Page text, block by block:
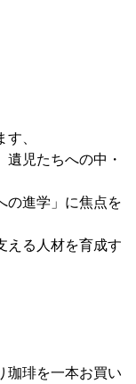
、
遺児たちへの中・
の進学」に焦点を
える人材を育成す
珈琲を一本お買い